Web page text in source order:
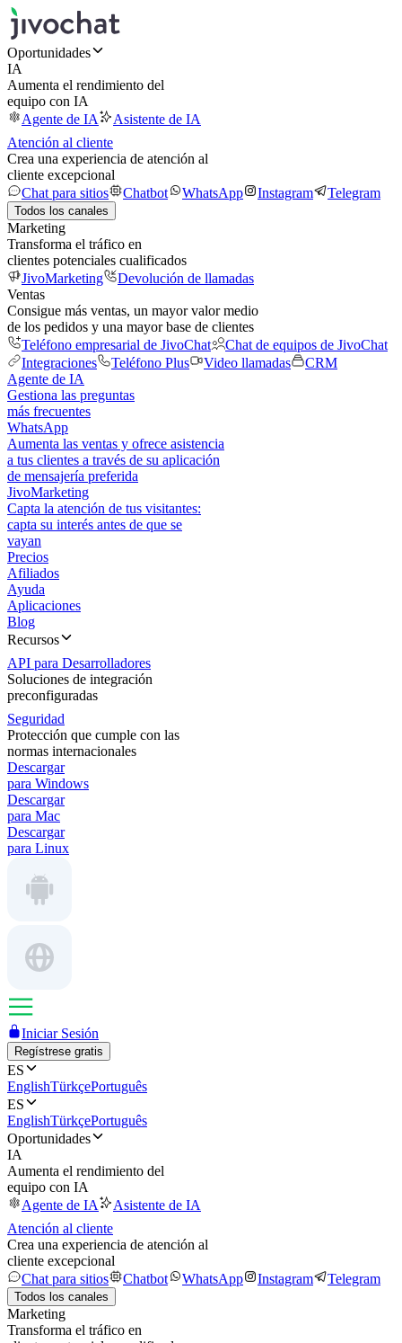
Oportunidades
IA
Aumenta el rendimiento del
equipo con IA
Agente de IA
Asistente de IA
Atención al cliente
Crea una experiencia de atención al
cliente excepcional
Chat para sitios
Chatbot WhatsApp Instagram Telegram
Todos los canales
Marketing
Transforma el tráfico en
clientes potenciales cualificados
JivoMarketing
Devolución de llamadas
Ventas
Consigue más ventas, un mayor valor medio
de los pedidos y una mayor base de clientes
Teléfono empresarial de JivoChat
Chat de equipos de JivoChat
Integraciones
Teléfono Plus Video llamadas
CRM
Agente de IA
Gestiona las preguntas
más frecuentes
WhatsApp
Aumenta las ventas y ofrece asistencia
a tus clientes a través de su aplicación
de mensajería preferida
JivoMarketing
Capta la atención de tus visitantes:
capta su interés antes de que se
vayan
Precios
Afiliados
Ayuda
Aplicaciones
Blog
Recursos
API para Desarrolladores
Soluciones de integración
preconfiguradas
Seguridad
Protección que cumple con las
normas internacionales
Descargar
para Windows
Descargar
para Mac
Descargar
para Linux
Iniciar Sesión
Regístrese gratis
ES
EnglishTürkçePortuguês
ES
EnglishTürkçePortuguês
Oportunidades
IA
Aumenta el rendimiento del
equipo con IA
Agente de IA
Asistente de IA
Atención al cliente
Crea una experiencia de atención al
cliente excepcional
Chat para sitios
Chatbot WhatsApp Instagram Telegram
Todos los canales
Marketing
Transforma el tráfico en